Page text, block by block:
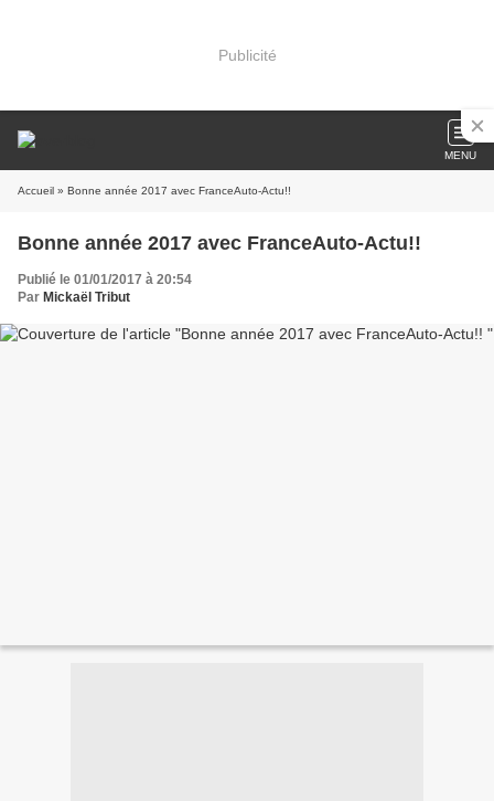
Publicité
MENU
Accueil » Bonne année 2017 avec FranceAuto-Actu!!
Bonne année 2017 avec FranceAuto-Actu!!
Publié le 01/01/2017 à 20:54
Par Mickaël Tribut